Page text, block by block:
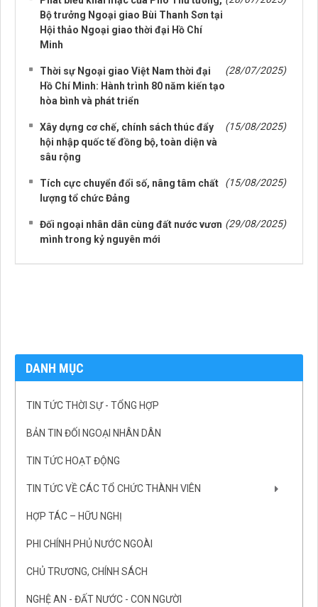
Bộ trưởng Ngoại giao Bùi Thanh Sơn tại
Hội thảo Ngoại giao thời đại Hồ Chí
Minh
Thời sự Ngoại giao Việt Nam thời đại
Hồ Chí Minh: Hành trình 80 năm kiến tạo
hòa bình và phát triển
(28/07/2025)
Xây dựng cơ chế, chính sách thúc đẩy
hội nhập quốc tế đồng bộ, toàn diện và
sâu rộng
(15/08/2025)
Tích cực chuyển đổi số, nâng tâm chất
lượng tổ chức Đảng
(15/08/2025)
Đối ngoại nhân dân cùng đất nước vươn
mình trong kỷ nguyên mới
(29/08/2025)
DANH MỤC
TIN TỨC THỜI SỰ - TỔNG HỢP
BẢN TIN ĐỐI NGOẠI NHÂN DÂN
TIN TỨC HOẠT ĐỘNG
TIN TỨC VỀ CÁC TỔ CHỨC THÀNH VIÊN
HỢP TÁC – HỮU NGHỊ
PHI CHÍNH PHỦ NƯỚC NGOÀI
CHỦ TRƯƠNG, CHÍNH SÁCH
NGHỆ AN - ĐẤT NƯỚC - CON NGƯỜI